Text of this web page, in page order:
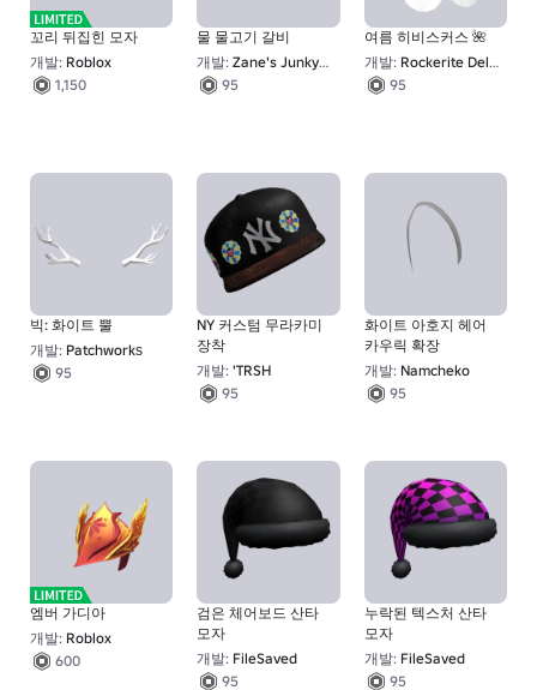
꼬리 뒤집힌 모자
개발: Roblox
1,150
물 물고기 갈비
개발: Zane's Junkyard
95
여름 히비스커스 🌺
개발: Rockerite Deluxe
95
빅: 화이트 뿔
개발: Patchworkѕ
95
NY 커스텀 무라카미
장착
개발: 'TRSH
95
화이트 아호지 헤어
카우릭 확장
개발: Namcheko
95
엠버 가디아
개발: Roblox
600
검은 체어보드 산타
모자
개발: FileSaved
95
누락된 텍스처 산타
모자
개발: FileSaved
95